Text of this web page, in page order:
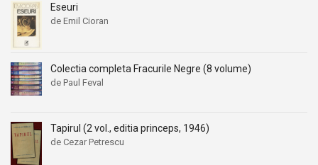
Eseuri
de Emil Cioran
Colectia completa Fracurile Negre (8 volume)
de Paul Feval
Tapirul (2 vol., editia princeps, 1946)
de Cezar Petrescu